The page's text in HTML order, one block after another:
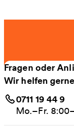
Fragen oder
Wir helfen
0711 19 44 9
Mo.–Fr.